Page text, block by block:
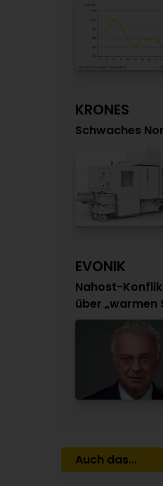
KRONES
Schwaches
EVONIK
Nahost-
über „warmen
Auch das...